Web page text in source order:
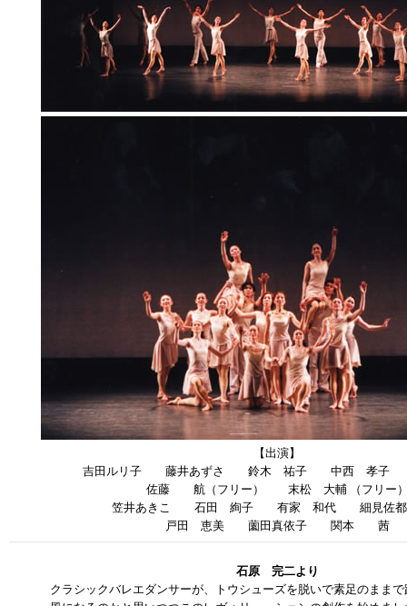
【出演】
吉田ルリ子 藤井あずさ 鈴木 祐子 中西 孝子
佐藤 航（フリー） 末松 大輔 （フリー
笠井あきこ 石田 絢子 有家 和代 細見
戸田 恵美 薗田真依子 関本 茜
石原 完二より
クラシックバレエダンサーが、トウシューズを脱いで素足のまま